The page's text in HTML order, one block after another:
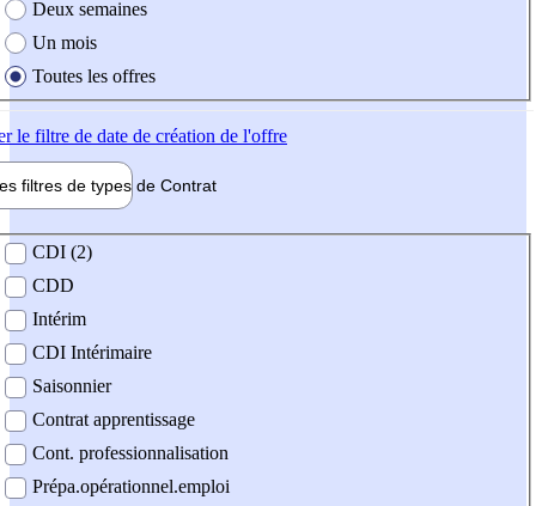
Deux semaines
Un mois
Toutes les offres
le filtre de date de création de l'offre
filtres de types de Contrat
contrat
CDI (2)
CDD
Intérim
CDI Intérimaire
Saisonnier
Contrat apprentissage
Cont. professionnalisation
Prépa.opérationnel.emploi